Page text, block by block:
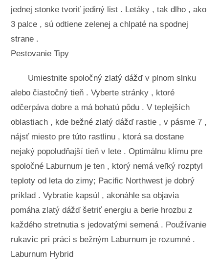
jednej stonke tvoriť jediný list . Letáky , tak dlho , ako
3 palce , sú odtiene zelenej a chlpaté na spodnej
strane .
Pestovanie Tipy
Umiestnite spoločný zlatý dážď v plnom slnku
alebo čiastočný tieň . Vyberte stránky , ktoré
odčerpáva dobre a má bohatú pôdu . V teplejších
oblastiach , kde bežné zlatý dážď rastie , v pásme 7 ,
nájsť miesto pre túto rastlinu , ktorá sa dostane
nejaký popoludňajší tieň v lete . Optimálnu klímu pre
spoločné Laburnum je ten , ktorý nemá veľký rozptyl
teploty od leta do zimy; Pacific Northwest je dobrý
príklad . Vybratie kapsúl , akonáhle sa objavia
pomáha zlatý dážď šetriť energiu a berie hrozbu z
každého stretnutia s jedovatými semená . Používanie
rukavíc pri práci s bežným Laburnum je rozumné .
Laburnum Hybrid